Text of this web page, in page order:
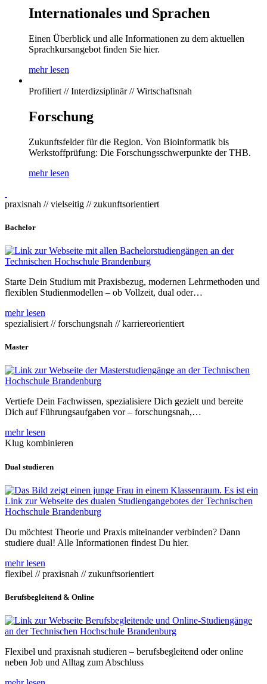
Internationales und Sprachen
Einen Überblick und alle Informationen zu dem aktuellen
Sprachkursangebot finden Sie hier.
mehr lesen
Profiliert // Interdizsiplinär // Wirtschaftsnah
Forschung
Zukunftsfelder für die Region. Von Bioinformatik bis
Werkstoffprüfung: Die Forschungsschwerpunkte der THB.
mehr lesen
praxisnah // vielseitig // zukunftsorientiert
Bachelor
Starte Dein Studium mit Praxisbezug, modernen Lehrmethoden und
flexiblen Studienmodellen – ob Vollzeit, dual oder…
mehr lesen
spezialisiert // forschungsnah // karriereorientiert
Master
Vertiefe Dein Fachwissen, spezialisiere Dich gezielt und bereite
Dich auf Führungsaufgaben vor – forschungsnah,…
mehr lesen
Klug kombinieren
Dual studieren
Du möchtest Theorie und Praxis miteinander verbinden? Dann
studiere dual! Alle Informationen findest Du hier.
mehr lesen
flexibel // praxisnah // zukunftsorientiert
Berufsbegleitend & Online
Flexibel und praxisnah studieren – berufsbegleitend oder online
neben Job und Alltag zum Abschluss